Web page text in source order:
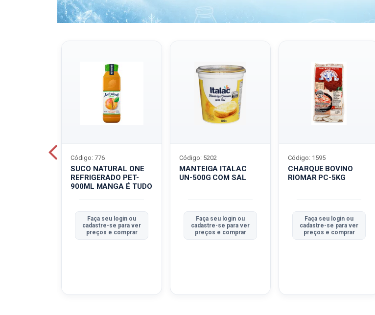
SUCO NATURAL ONE
REFRIGERADO PET-
900ML MANGA É TUDO
Código: 776
Faça seu login ou
cadastre-se para ver
preços e comprar
MANTEIGA ITALAC
UN-500G COM SAL
Código: 5202
Faça seu login ou
cadastre-se para ver
preços e comprar
CHARQUE BOVINO
RIOMAR PC-5KG
Código: 1595
Faça seu login ou
cadastre-se para ver
preços e comprar